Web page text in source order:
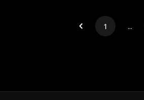
1 ...